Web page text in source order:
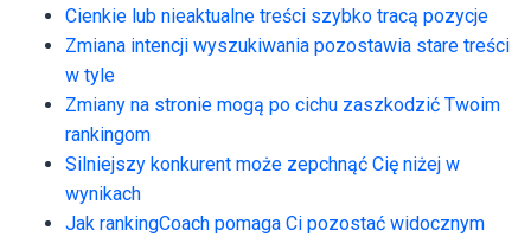
Cienkie lub nieaktualne treści szybko tracą pozycje
Zmiana intencji wyszukiwania pozostawia stare treści
w tyle
Zmiany na stronie mogą po cichu zaszkodzić Twoim
rankingom
Silniejszy konkurent może zepchnąć Cię niżej w
wynikach
Jak rankingCoach pomaga Ci pozostać widocznym